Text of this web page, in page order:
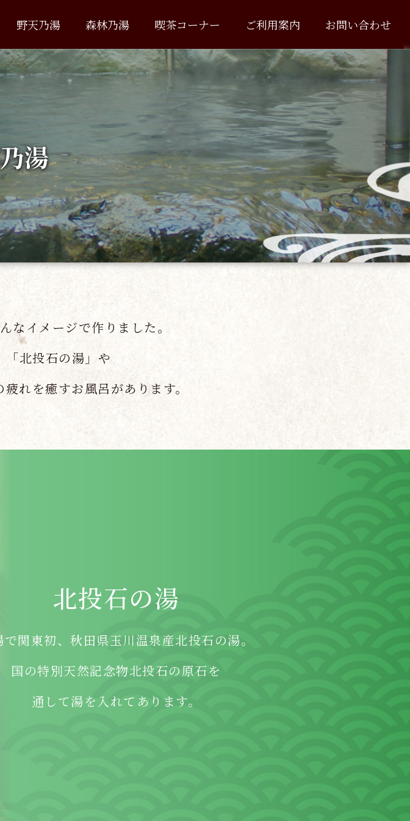
野天乃湯 森林乃湯 喫茶コーナー ご利用案内 お問い合わせ
湯
なイメージで作りました。
北投石の湯」や
れを癒すお風呂があります。
北投石の湯
で関東初、秋田県玉川温泉産北投石の湯。
国の特別天然記念物北投石の原石を
通して湯を入れてあります。